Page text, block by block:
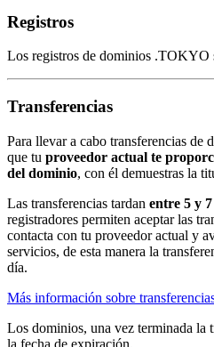
Registros
Los registros de dominios .TOKYO
Transferencias
Para llevar a cabo transferencias
que tu proveedor actual te
del dominio, con él demuestras la
Las transferencias tardan entre 5 y
registradores permiten aceptar las
contacta con tu proveedor actual y
servicios, de esta manera la
día.
Más información sobre
Los dominios, una vez terminada la
la fecha de expiración.